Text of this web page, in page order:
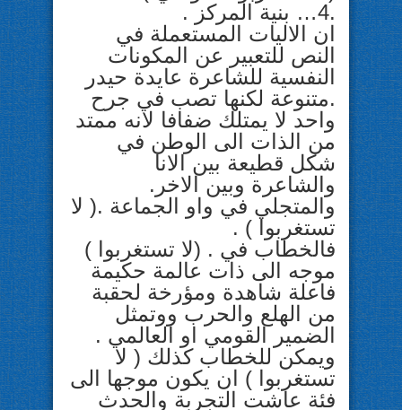
.4… بنية المركز .
ان الاليات المستعملة في
النص للتعبير عن المكونات
النفسية للشاعرة عايدة حيدر
.متنوعة لكنها تصب في جرح
واحد لا يمتلك ضفافا لانه ممتد
من الذات الى الوطن في
شكل قطيعة بين الانا
والشاعرة وبين الاخر.
والمتجلي في واو الجماعة .( لا
تستغربوا ) .
فالخطاب في . (لا تستغربوا )
موجه الى ذات عالمة حكيمة
فاعلة شاهدة ومؤرخة لحقبة
من الهلع والحرب ووتمثل
الضمير القومي او العالمي .
ويمكن للخطاب كذلك ( لا
تستغربوا ) ان يكون موجها الى
فئة عاشت التجربة والحدث